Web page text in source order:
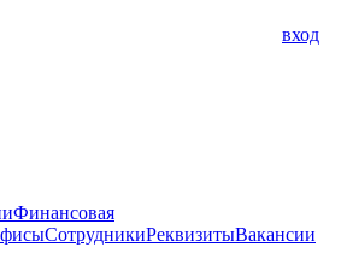
вход
Финансовая
СотрудникиРеквизитыВакансии